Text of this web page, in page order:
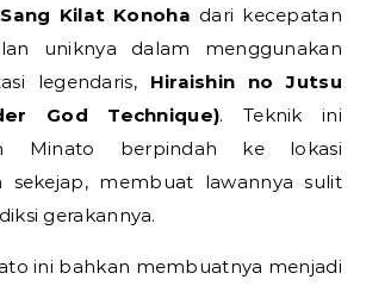
Sang Kilat Konoha dari kecepatan
uniknya dalam menggunakan
legendaris, Hiraishin no Jutsu
God Technique). Teknik ini
Minato berpindah ke lokasi
sekejap, membuat lawannya sulit
gerakannya.
ini bahkan membuatnya menjadi